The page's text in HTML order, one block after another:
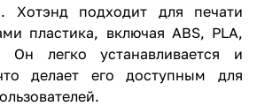
Хотэнд подходит для печати
пластика, включая ABS, PLA,
Он легко устанавливается и
делает его доступным для